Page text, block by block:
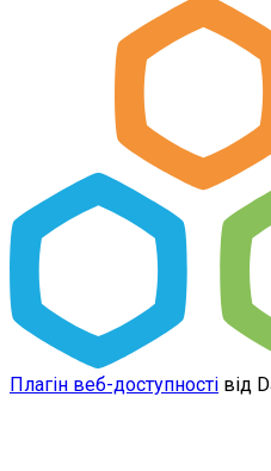
Плагін веб-доступності від